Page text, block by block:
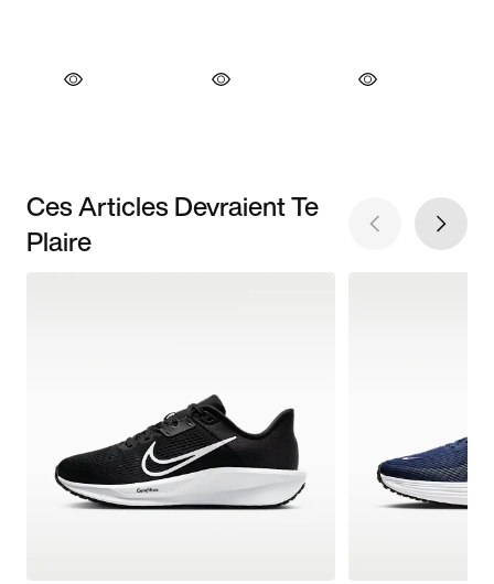
Ces Articles Devraient Te
Plaire